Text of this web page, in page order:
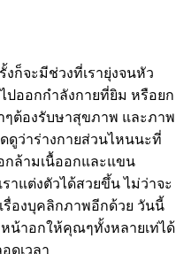
ก็จะมีช่วงที่เรายุ่งจนหัว
ปออกกำลังกายที่ยิม หรือยก
ๆต้องรับษาสุขภาพ และภาพ
ดูว่าร่างกายส่วนไหนนะที่
กล้ามเนื้ออกและแขน
าแต่งตัวได้สวยขึ้น ไม่ว่าจะ
รื่องบุคลิกภาพอีกด้วย วันนี้
น้าอกให้คุณๆทั้งหลายเท่ได้
ดเวลา